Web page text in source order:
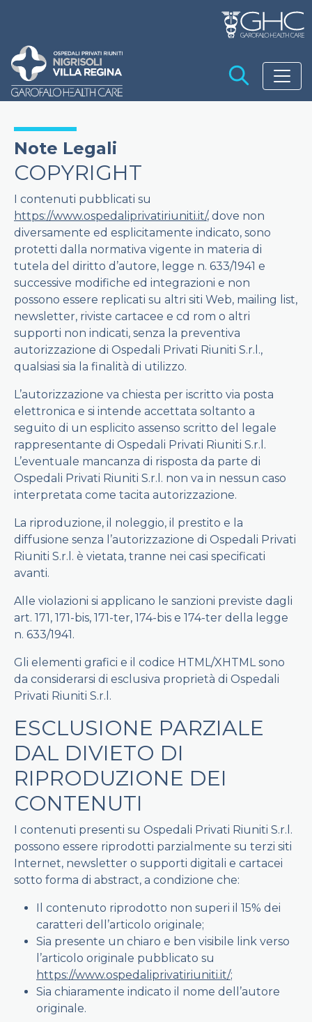
Note Legali
COPYRIGHT
I contenuti pubblicati su
https://www.ospedaliprivatiriuniti.it/, dove non
diversamente ed esplicitamente indicato, sono
protetti dalla normativa vigente in materia di
tutela del diritto d’autore, legge n. 633/1941 e
successive modifiche ed integrazioni e non
possono essere replicati su altri siti Web, mailing list,
newsletter, riviste cartacee e cd rom o altri
supporti non indicati, senza la preventiva
autorizzazione di Ospedali Privati Riuniti S.r.l.,
qualsiasi sia la finalità di utilizzo.
L’autorizzazione va chiesta per iscritto via posta
elettronica e si intende accettata soltanto a
seguito di un esplicito assenso scritto del legale
rappresentante di Ospedali Privati Riuniti S.r.l.
L’eventuale mancanza di risposta da parte di
Ospedali Privati Riuniti S.r.l. non va in nessun caso
interpretata come tacita autorizzazione.
La riproduzione, il noleggio, il prestito e la
diffusione senza l’autorizzazione di Ospedali Privati
Riuniti S.r.l. è vietata, tranne nei casi specificati
avanti.
Alle violazioni si applicano le sanzioni previste dagli
art. 171, 171-bis, 171-ter, 174-bis e 174-ter della legge
n. 633/1941.
Gli elementi grafici e il codice HTML/XHTML sono
da considerarsi di esclusiva proprietà di Ospedali
Privati Riuniti S.r.l.
ESCLUSIONE PARZIALE
DAL DIVIETO DI
RIPRODUZIONE DEI
CONTENUTI
I contenuti presenti su Ospedali Privati Riuniti S.r.l.
possono essere riprodotti parzialmente su terzi siti
Internet, newsletter o supporti digitali e cartacei
sotto forma di abstract, a condizione che:
Il contenuto riprodotto non superi il 15% dei
caratteri dell’articolo originale;
Sia presente un chiaro e ben visibile link verso
l’articolo originale pubblicato su
https://www.ospedaliprivatiriuniti.it/;
Sia chiaramente indicato il nome dell’autore
originale.